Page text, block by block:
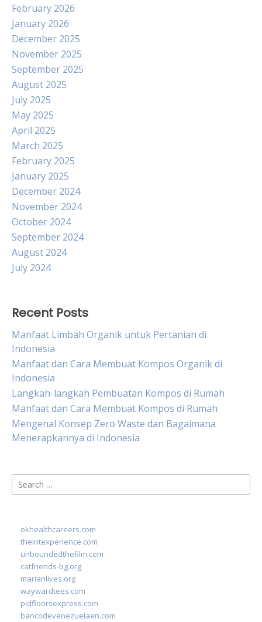
February 2026
January 2026
December 2025
November 2025
September 2025
August 2025
July 2025
May 2025
April 2025
March 2025
February 2025
January 2025
December 2024
November 2024
October 2024
September 2024
August 2024
July 2024
Recent Posts
Manfaat Limbah Organik untuk Pertanian di
Indonesia
Manfaat dan Cara Membuat Kompos Organik di
Indonesia
Langkah-langkah Pembuatan Kompos di Rumah
Manfaat dan Cara Membuat Kompos di Rumah
Mengenal Konsep Zero Waste dan Bagaimana
Menerapkannya di Indonesia
Search
for:
okhealthcareers.com
theintexperience.com
unboundedthefilm.com
catfriends-bg.org
marianlives.org
waywardtees.com
pidfloorsexpress.com
bancodevenezuelaen.com